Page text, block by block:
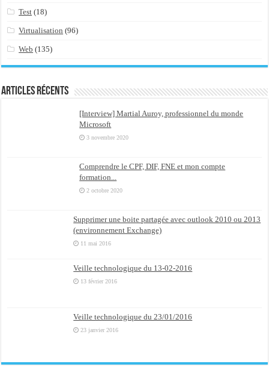
Test (18)
Virtualisation (96)
Web (135)
Articles récents
[Interview] Martial Auroy, professionnel du monde
Microsoft
3 novembre 2020
Comprendre le CPF, DIF, FNE et mon compte
formation...
2 octobre 2020
Supprimer une boite partagée avec outlook 2010 ou 2013
(environnement Exchange)
11 mai 2016
Veille technologique du 13-02-2016
13 février 2016
Veille technologique du 23/01/2016
23 janvier 2016